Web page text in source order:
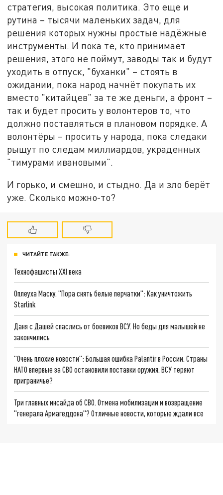
стратегия, высокая политика. Это еще и
рутина – тысячи маленьких задач, для
решения которых нужны простые надёжные
инструменты. И пока те, кто принимает
решения, этого не поймут, заводы так и будут
уходить в отпуск, "буханки" – стоять в
ожидании, пока народ начнёт покупать их
вместо "китайцев" за те же деньги, а фронт –
так и будет просить у волонтеров то, что
должно поставляться в плановом порядке. А
волонтёры – просить у народа, пока следаки
рыщут по следам миллиардов, украденных
"тимурами ивановыми".
И горько, и смешно, и стыдно. Да и зло берёт
уже. Сколько можно-то?
ЧИТАЙТЕ ТАКЖЕ:
Технофашисты XXI века
Оплеуха Маску. "Пора снять белые перчатки": Как уничтожить
Starlink
Даня с Дашей спаслись от боевиков ВСУ. Но беды для малышей не
закончились
"Очень плохие новости": Большая ошибка Palantir в России. Страны
НАТО впервые за СВО остановили поставки оружия. ВСУ теряют
приграничье?
Три главных инсайда об СВО. Отмена мобилизации и возвращение
"генерала Армагеддона"? Отличные новости, которые ждали все